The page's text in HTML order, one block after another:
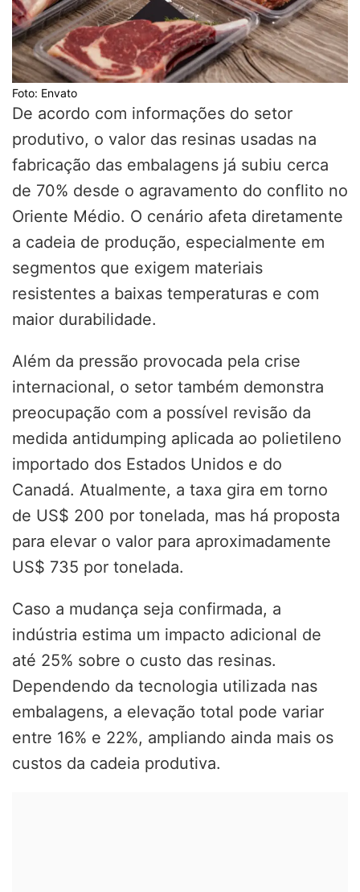
Foto: Envato
De acordo com informações do setor
produtivo, o valor das resinas usadas na
fabricação das embalagens já subiu cerca
de 70% desde o agravamento do conflito no
Oriente Médio. O cenário afeta diretamente
a cadeia de produção, especialmente em
segmentos que exigem materiais
resistentes a baixas temperaturas e com
maior durabilidade.
Além da pressão provocada pela crise
internacional, o setor também demonstra
preocupação com a possível revisão da
medida antidumping aplicada ao polietileno
importado dos Estados Unidos e do
Canadá. Atualmente, a taxa gira em torno
de US$ 200 por tonelada, mas há proposta
para elevar o valor para aproximadamente
US$ 735 por tonelada.
Caso a mudança seja confirmada, a
indústria estima um impacto adicional de
até 25% sobre o custo das resinas.
Dependendo da tecnologia utilizada nas
embalagens, a elevação total pode variar
entre 16% e 22%, ampliando ainda mais os
custos da cadeia produtiva.